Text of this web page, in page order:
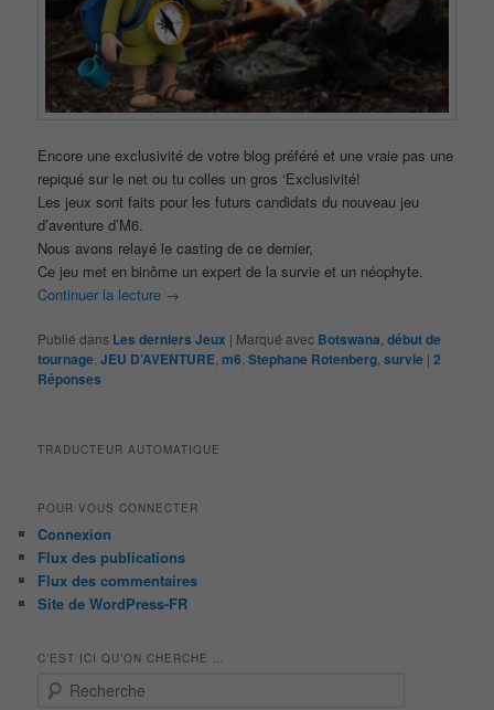
Encore une exclusivité de votre blog préféré et une vraie pas une
repiqué sur le net ou tu colles un gros ‘Exclusivité!
Les jeux sont faits pour les futurs candidats du nouveau jeu
d’aventure d’M6.
Nous avons relayé le casting de ce dernier,
Ce jeu met en binôme un expert de la survie et un néophyte.
Continuer la lecture →
Publié dans Les derniers Jeux | Marqué avec Botswana ,début de
tournage ,JEU D’AVENTURE ,m6 ,Stephane Rotenberg ,survie |2
Réponses
TRADUCTEUR AUTOMATIQUE
POUR VOUS CONNECTER
Connexion
Flux des publications
Flux des commentaires
Site de WordPress-FR
C’EST ICI QU’ON CHERCHE …